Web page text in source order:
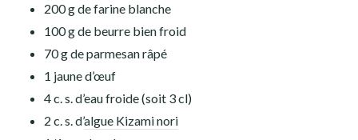
200 g de farine blanche
100 g de beurre bien froid
70 g de parmesan râpé
1 jaune d’œuf
4 c. s. d’eau froide (soit 3 cl)
2 c. s. d’algue Kizami nori